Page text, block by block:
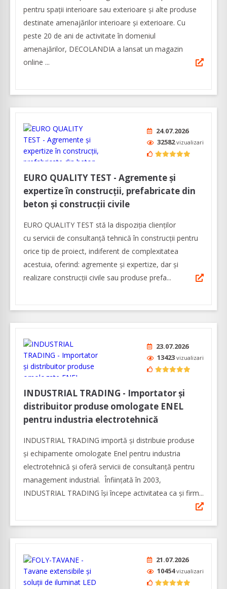
pentru spații interioare sau exterioare și alte produse
destinate amenajărilor interioare și exterioare. Cu
peste 20 de ani de activitate în domeniul
amenajărilor, DECOLANDIA a lansat un magazin
online ...
24.07.2026
32582vizualizari
EURO QUALITY TEST - Agremente și
expertize în construcții, prefabricate din
beton și construcții civile
EURO QUALITY TEST stă la dispoziția clienților
cu servicii de consultanță tehnică în construcții pentru
orice tip de proiect, indiferent de complexitatea
acestuia, oferind: agremente și expertize, dar şi
realizare construcții civile sau produse prefa...
23.07.2026
13423 vizualizari
INDUSTRIAL TRADING - Importator și
distribuitor produse omologate ENEL
pentru industria electrotehnică
INDUSTRIAL TRADING importă și distribuie produse
și echipamente omologate Enel pentru industria
electrotehnică și oferă servicii de consultanță pentru
management industrial. Înfiinţată în 2003,
INDUSTRIAL TRADING îşi începe activitatea ca şi firm...
21.07.2026
10454vizualizari